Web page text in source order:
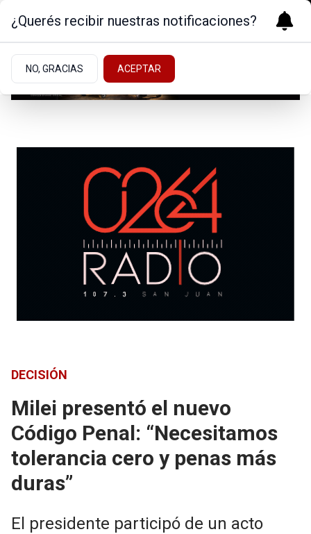
DECISIÓN
Milei presentó el nuevo
Código Penal: “Necesitamos
tolerancia cero y penas más
duras”
El presidente participó de un acto
¿Querés recibir nuestras notificaciones?
NO, GRACIAS ACEPTAR